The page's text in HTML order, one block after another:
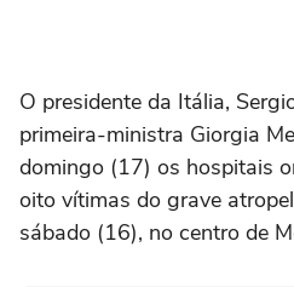
O presidente da Itália,
primeira-ministra Giorgia
domingo (17) os hospitais
oito vítimas do grave
sábado (16), no centro de